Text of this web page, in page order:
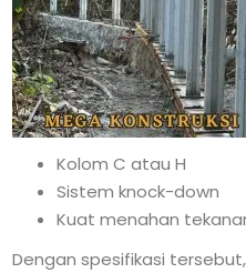
Kolom C atau H
Sistem knock-down
Kuat menahan
Dengan spesifikasi